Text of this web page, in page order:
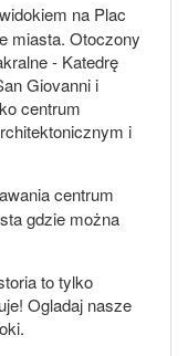
na Plac
miasta. Otoczony
- Katedrę
Giovanni i
centrum
i
centrum
gdzie można
to tylko
Ogladaj nasze